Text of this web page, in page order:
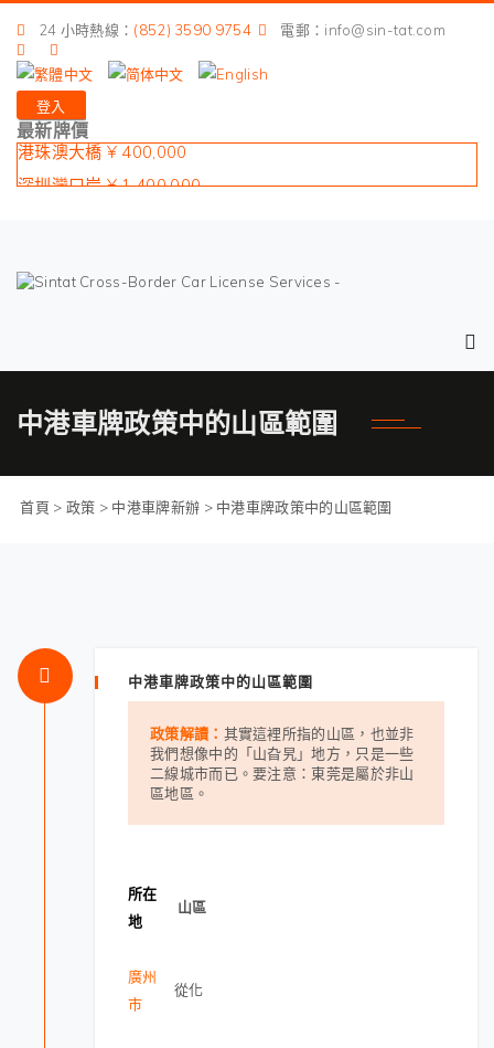
24 小時熱線： (852) 3590 9754 電郵：info@sin-tat.com
登入
最新牌價
港珠澳大橋 ¥ 400,000
深圳灣口岸 ¥ 1,400,000
沙頭角口岸 ¥ 1,600,000
中港車牌政策中的山區範圍
首頁 > 政策 > 中港車牌新辦 > 中港車牌政策中的山區範圍
中港車牌政策中的山區範圍
政策解讀： 其實這裡所指的山區，也並非
我們想像中的「山旮旯」地方，只是一些
二線城市而已。要注意：東莞是屬於非山
區地區。
所在
地
山區
廣州
市
從化